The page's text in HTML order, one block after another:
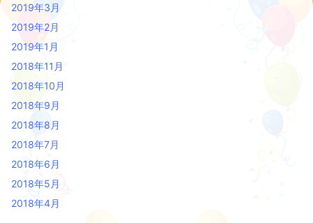
2019年3月
2019年2月
2019年1月
2018年11月
2018年10月
2018年9月
2018年8月
2018年7月
2018年6月
2018年5月
2018年4月